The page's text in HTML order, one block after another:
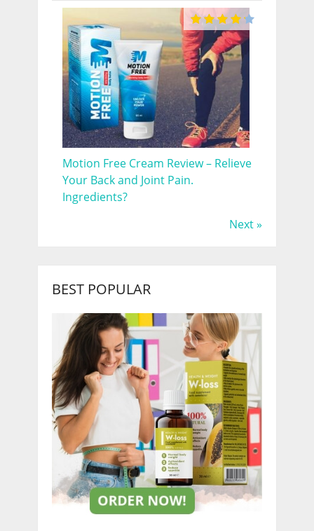
Motion Free Cream Review – Relieve
Your Back and Joint Pain.
Ingredients?
Next »
BEST POPULAR